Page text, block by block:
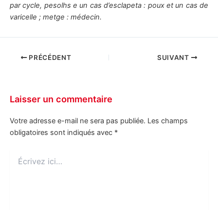
par cycle, pesolhs e un cas d’esclapeta : poux et un cas de
varicelle ; metge : médecin.
PRÉCÉDENT SUIVANT
Laisser un commentaire
Votre adresse e-mail ne sera pas publiée. Les champs
obligatoires sont indiqués avec *
ici…